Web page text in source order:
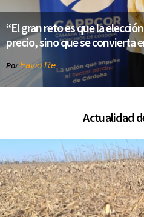
“El gran reto es que la
precio, sino que se convierta
Por Favio Re
Actualidad